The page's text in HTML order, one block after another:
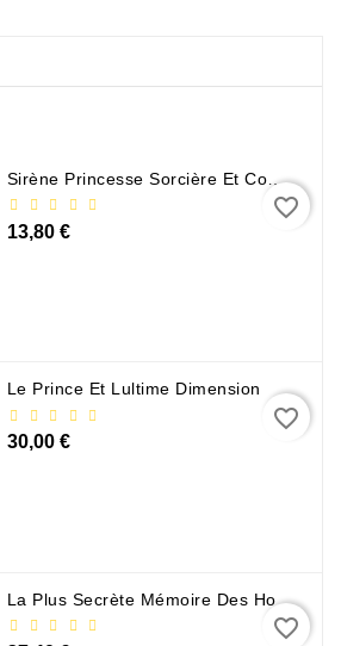
Sirène Princesse Sorcière Et Compagnie
13,80 €
favorite_border
Le Prince Et Lultime Dimension
30,00 €
favorite_border
La Plus Secrète Mémoire Des Hommes - Mohamed Mbougar Sarr
favorite_border